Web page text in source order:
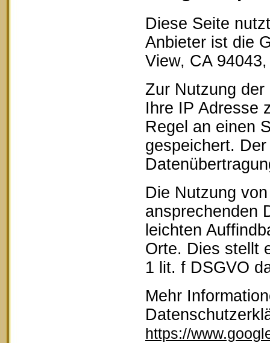
Diese Seite
Anbieter ist die
View, CA
Zur Nutzung
Ihre IP Adresse
Regel an einen
gespeichert.
Die Nutzung
ansprechenden
leichten
Orte. Dies stellt
1 lit. f DSGVO
Mehr
https://